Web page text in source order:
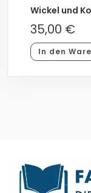
Wickel und
35,00 €
In den